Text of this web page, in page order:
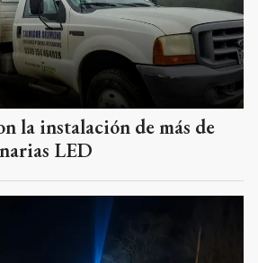
la instalación de más de
LED